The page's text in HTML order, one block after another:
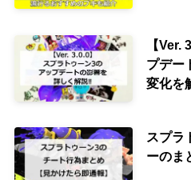
【Ver.
プデー
変化を
スプラ
ーのま